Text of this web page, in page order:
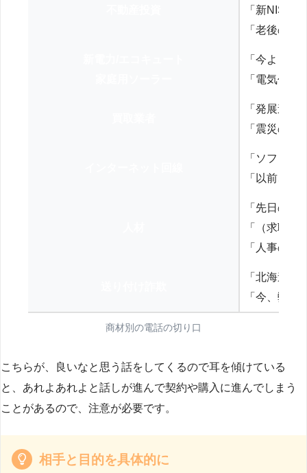
「新NISA
「老後の
「今より
「電気代を
「発展途
「震災の
「ソフト
「以前、
「先日の
「（求職
「人事の方
「北海道
「今、弊
商材別の電話の切り口
こちらが、良いなと思う話をしてくるので耳を傾けている
と、あれよあれよと話しが進んで契約や購入に進んでしまう
ことがあるので、注意が必要です。
相手と目的を具体的に